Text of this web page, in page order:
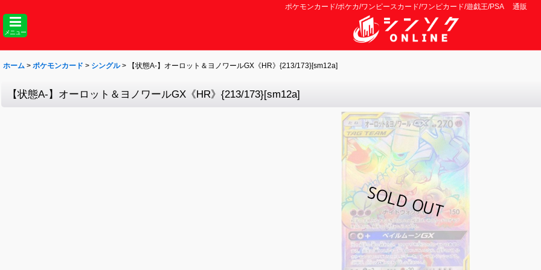
ポケモンカード/ポケカ/ワンピースカード/ワンピカード/遊戯王/PSA 通販
メニュー
ホーム > ポケモンカード > シングル > 【状態A-】オーロット＆ヨノワールGX《HR》{213/173}[sm12a]
【状態A-】オーロット＆ヨノワールGX《HR》{213/173}[sm12a]